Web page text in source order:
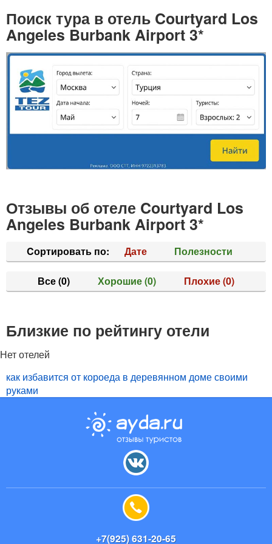
Поиск тура в отель Courtyard Los
Angeles Burbank Airport 3*
Отзывы об отеле Courtyard Los
Angeles Burbank Airport 3*
Cортировать по: Дате Полезности
Все(0) Хорошие(0) Плохие(0)
Близкие по рейтингу отели
Нет отелей
как избавится от короеда в деревянном доме своими
руками
+7(925) 631-20-65